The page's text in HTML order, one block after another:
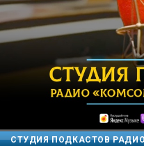
СТУДИЯ ПОДКАСТОВ